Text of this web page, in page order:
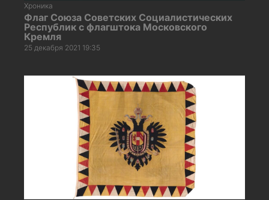
Хроника
Флаг Союза Советских Социалистических
Республик с флагштока Московского
Кремля
25 декабря 2021 19:35